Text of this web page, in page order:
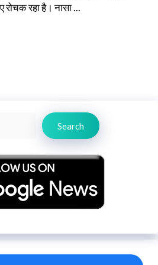
रोचक रहा है। नासा ...
Search